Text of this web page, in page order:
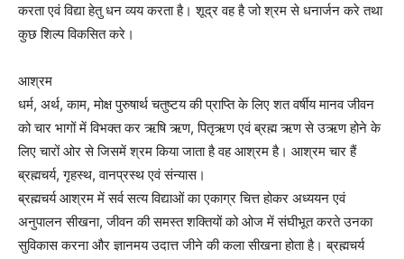
करता एवं विद्या हेतु धन व्यय करता है। शूद्र वह है जो श्रम से धनार्जन करे तथा
कुछ शिल्प विकसित करे।
आश्रम
धर्म, अर्थ, काम, मोक्ष पुरुषार्थ चतुष्टय की प्राप्ति के लिए शत वर्षीय मानव जीवन
को चार भागों में विभक्त कर ऋषि ऋण, पितृऋण एवं ब्रह्म ऋण से उऋण होने के
लिए चारों ओर से जिसमें श्रम किया जाता है वह आश्रम है। आश्रम चार हैं
ब्रह्मचर्य, गृहस्थ, वानप्रस्थ एवं संन्यास।
ब्रह्मचर्य आश्रम में सर्व सत्य विद्याओं का एकाग्र चित्त होकर अध्ययन एवं
अनुपालन सीखना, जीवन की समस्त शक्तियों को ओज में संघीभूत करते उनका
सुविकास करना और ज्ञानमय उदात्त जीने की कला सीखना होता है। ब्रह्मचर्य